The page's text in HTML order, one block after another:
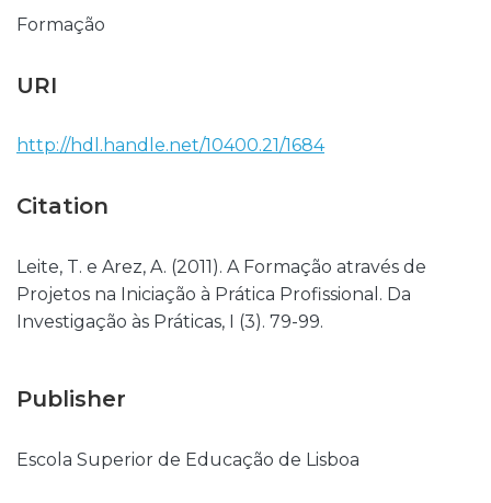
Formação
URI
http://hdl.handle.net/10400.21/1684
Citation
Leite, T. e Arez, A. (2011). A Formação através de
Projetos na Iniciação à Prática Profissional. Da
Investigação às Práticas, I (3). 79-99.
Publisher
Escola Superior de Educação de Lisboa